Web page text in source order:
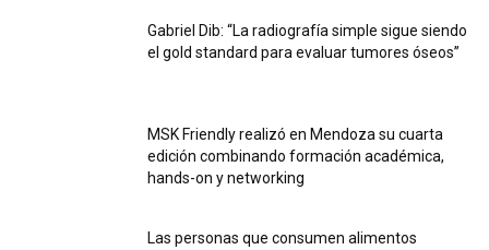
Gabriel Dib: “La radiografía simple sigue siendo
el gold standard para evaluar tumores óseos”
MSK Friendly realizó en Mendoza su cuarta
edición combinando formación académica,
hands-on y networking
Las personas que consumen alimentos